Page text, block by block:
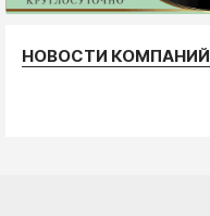
НОВОСТИ КОМПАНИЙ